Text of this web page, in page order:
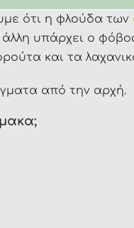
ότι η φλούδα των
υπάρχει ο
και τα
από την αρχή.